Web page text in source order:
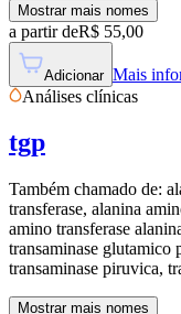
Mostrar mais nomes
a partir deR$ 55,00
Adicionar Mais
Análises clínicas
tgp
Também chamado de:
transferase, alanina
amino transferase
transaminase glutamico
transaminase piruvica,
Mostrar mais nomes